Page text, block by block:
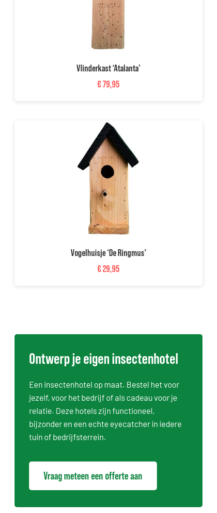
Vlinderkast ‘Atalanta’
€79,95
Vogelhuisje ‘De Ringmus’
€29,95
Ontwerp je eigen insectenhotel
Een insectenhotel op maat. Bestel het voor
jezelf, voor het bedrijf of als cadeau voor je
relatie. Deze hotels zijn functioneel,
bijzonder en een echte eyecatcher in iedere
tuin of bedrijfsterrein.
Vraag meteen een offerte aan